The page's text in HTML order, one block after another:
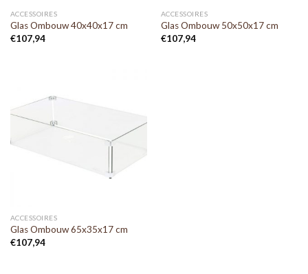
ACCESSOIRES
Glas Ombouw 40x40x17 cm
€107,94
ACCESSOIRES
Glas Ombouw 50x50x17 cm
€107,94
ACCESSOIRES
Glas Ombouw 65x35x17 cm
€107,94